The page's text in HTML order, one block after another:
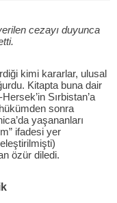
cezayı duyunca
kimi kararlar, ulusal
Kitapta buna dair
Sırbistan’a
hükümden sonra
yaşananları
ifadesi yer
özür diledi.